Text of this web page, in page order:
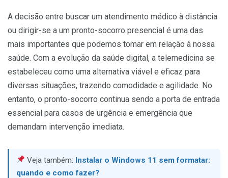
A decisão entre buscar um atendimento médico à distância
ou dirigir-se a um pronto-socorro presencial é uma das
mais importantes que podemos tomar em relação à nossa
saúde. Com a evolução da saúde digital, a telemedicina se
estabeleceu como uma alternativa viável e eficaz para
diversas situações, trazendo comodidade e agilidade. No
entanto, o pronto-socorro continua sendo a porta de entrada
essencial para casos de urgência e emergência que
demandam intervenção imediata.
Veja também: Instalar o Windows 11 sem formatar:
quando e como fazer?